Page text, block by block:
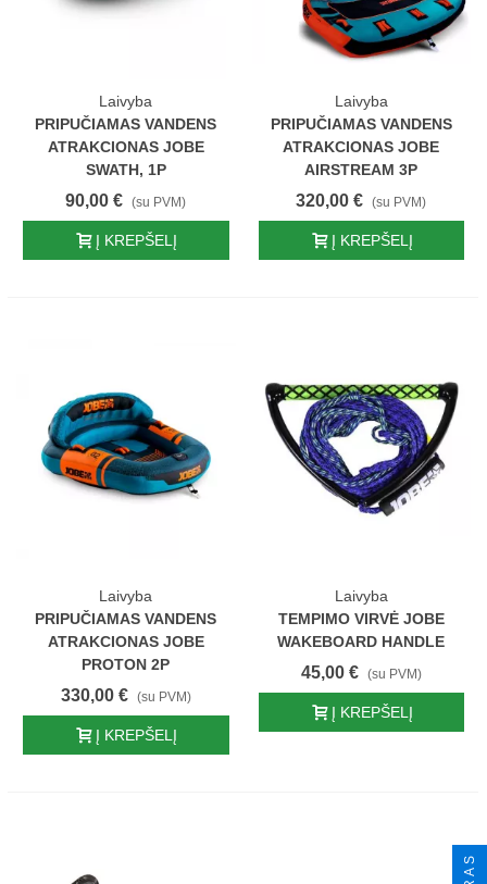
Laivyba
PRIPUČIAMAS VANDENS
ATRAKCIONAS JOBE
SWATH, 1P
90,00 € (su PVM)
Į KREPŠELĮ
Laivyba
PRIPUČIAMAS VANDENS
ATRAKCIONAS JOBE
AIRSTREAM 3P
320,00 € (su PVM)
Į KREPŠELĮ
Laivyba
PRIPUČIAMAS VANDENS
ATRAKCIONAS JOBE
PROTON 2P
330,00 € (su PVM)
Į KREPŠELĮ
Laivyba
TEMPIMO VIRVĖ JOBE
WAKEBOARD HANDLE
45,00 € (su PVM)
Į KREPŠELĮ